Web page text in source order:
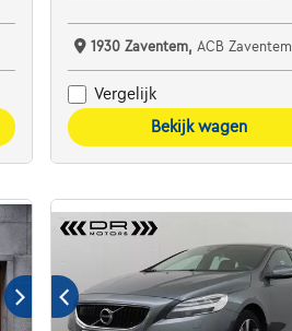
1930 Zaventem, ACB Zaventem
Vergelijk
Bekijk wagen